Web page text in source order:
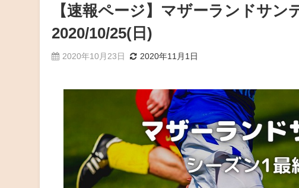
【速報ページ】マザーランドサ
2020/10/25(日)
2020年10月23日 2020年11月1日